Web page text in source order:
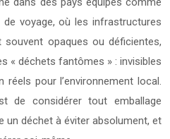
voyage, où les infrastructures
opaques ou déficientes,
« déchets fantômes » : invisibles
pour l’environnement local.
de considérer tout emballage
un déchet à éviter absolument, et